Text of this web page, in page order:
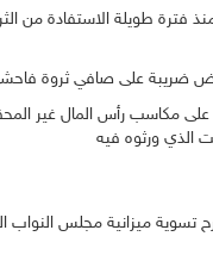
فترة طويلة الاستفادة من
رأس المال غير المحققة